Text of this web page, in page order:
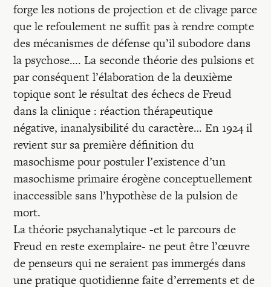
forge les notions de projection et de clivage parce
que le refoulement ne suffit pas à rendre compte
des mécanismes de défense qu’il subodore dans
la psychose…. La seconde théorie des pulsions et
par conséquent l’élaboration de la deuxième
topique sont le résultat des échecs de Freud
dans la clinique : réaction thérapeutique
négative, inanalysibilité du caractère… En 1924 il
revient sur sa première définition du
masochisme pour postuler l’existence d’un
masochisme primaire érogène conceptuellement
inaccessible sans l’hypothèse de la pulsion de
mort.
La théorie psychanalytique -et le parcours de
Freud en reste exemplaire- ne peut être l’œuvre
de penseurs qui ne seraient pas immergés dans
une pratique quotidienne faite d’errements et de